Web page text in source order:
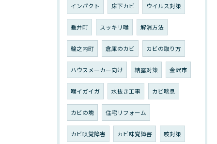
インパクト 床下カビ ウイルス対策
垂井町 スッキリ喉 解消方法
輪之内町 倉庫のカビ カビの取り方
ハウスメーカー向け 結露対策 金沢市
喉イガイガ 水抜き工事 カビ喘息
カビの塊 住宅リフォーム
カビ嗅覚障害 カビ味覚障害 咳対策